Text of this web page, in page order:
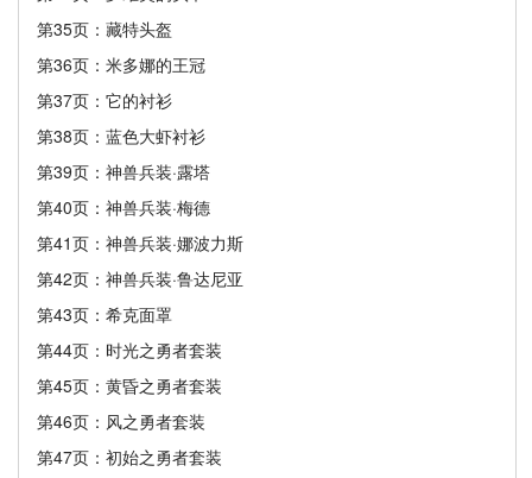
第35页：藏特头盔
第36页：米多娜的王冠
第37页：它的衬衫
第38页：蓝色大虾衬衫
第39页：神兽兵装·露塔
第40页：神兽兵装·梅德
第41页：神兽兵装·娜波力斯
第42页：神兽兵装·鲁达尼亚
第43页：希克面罩
第44页：时光之勇者套装
第45页：黄昏之勇者套装
第46页：风之勇者套装
第47页：初始之勇者套装